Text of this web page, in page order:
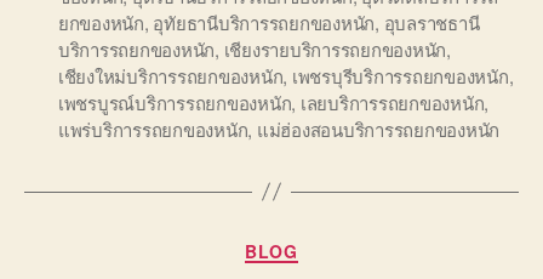
ยกของหนัก, อุทัยธานีบริการรถยกของหนัก, อุบลราชธานี
บริการรถยกของหนัก, เชียงรายบริการรถยกของหนัก,
เชียงใหม่บริการรถยกของหนัก, เพชรบุรีบริการรถยกของหนัก,
เพชรบูรณ์บริการรถยกของหนัก, เลยบริการรถยกของหนัก,
แพร่บริการรถยกของหนัก, แม่ฮ่องสอนบริการรถยกของหนัก
Categories
BLOG